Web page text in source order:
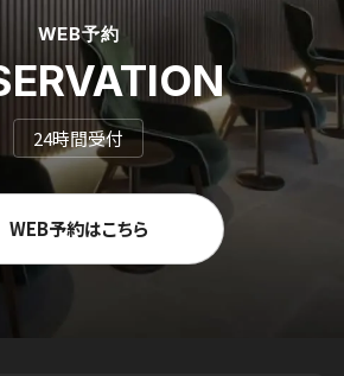
WEB予約
24時間受付
WEB予約はこちら